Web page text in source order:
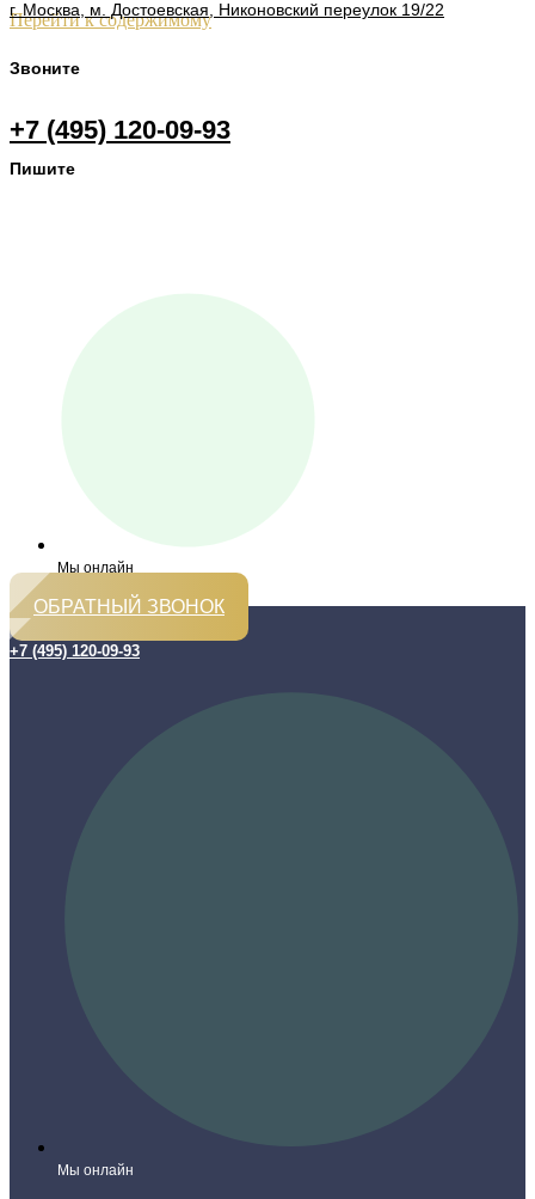
Перейти к содержимому
г. Москва, м. Достоевская, Никоновский переулок 19/22
Звоните
+7 (495) 120-09-93
Пишите
Мы онлайн
ОБРАТНЫЙ ЗВОНОК
+7 (495) 120-09-93
Мы онлайн